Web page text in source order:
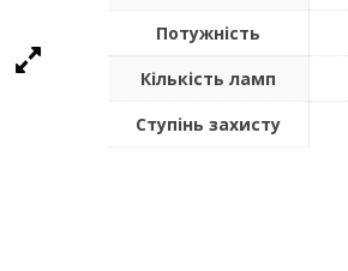
Потужність
Кількість ламп
Ступінь захисту